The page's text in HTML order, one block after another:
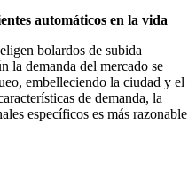
automáticos en la vida
bolardos de subida
la demanda del mercado se
embelleciendo la ciudad y el
de demanda, la
específicos es más razonable